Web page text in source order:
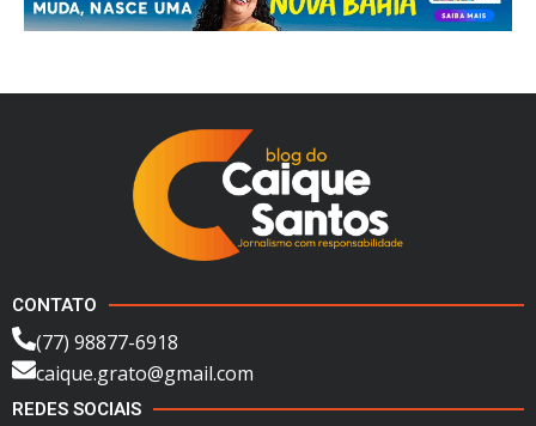
CONTATO
(77) 98877-6918
caique.grato@gmail.com
REDES SOCIAIS